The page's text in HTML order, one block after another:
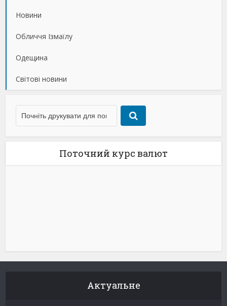
Новини
Обличчя Ізмаїлу
Одещина
Світові новини
Поточний курс валют
Актуальне